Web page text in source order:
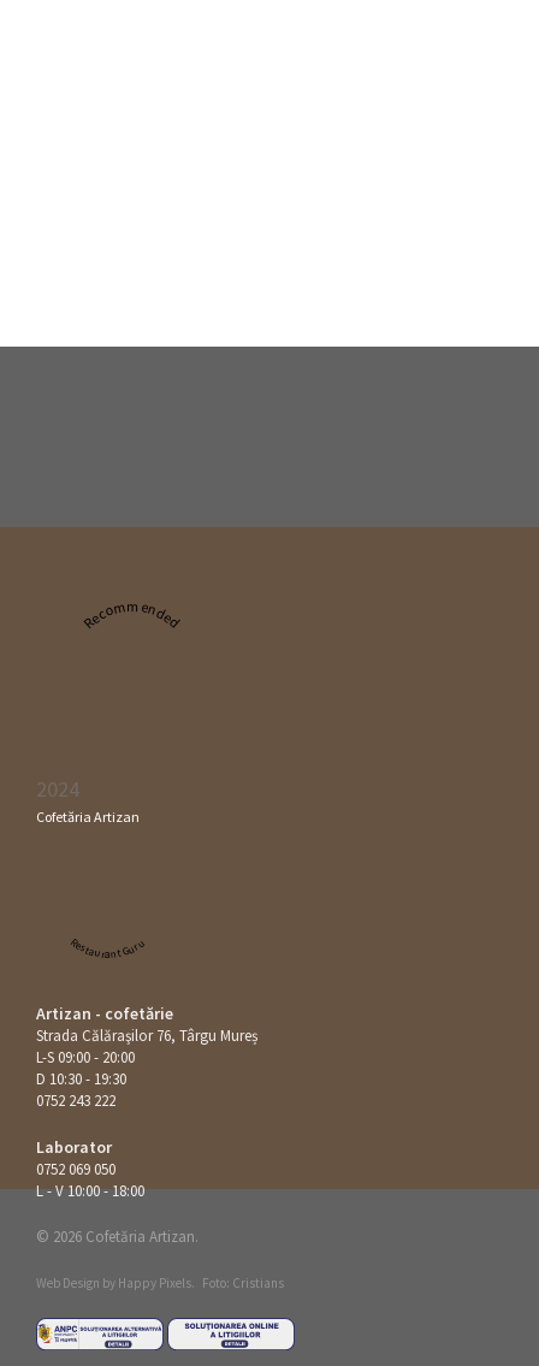
Recommended
2024
Cofetăria Artizan
Restaurant Guru
Artizan - cofetărie
Strada Călăraşilor 76, Târgu Mureș
L-S 09:00 - 20:00
D 10:30 - 19:30
0752 243 222
Laborator
0752 069 050
L - V 10:00 - 18:00
© 2026 Cofetăria Artizan.
Web Design by Happy Pixels. Foto: Cristians